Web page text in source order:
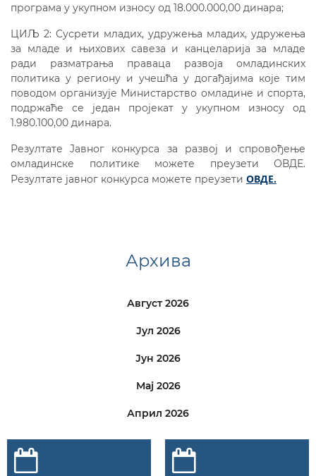
програма у укупном износу од 18.000.000,00 динара;
ЦИЉ 2: Сусрети младих, удружења младих, удружења
за младе и њихових савеза и канцеларија за младе
ради разматрања праваца развоја омладинских
политика у региону и учешћа у догађајима које тим
поводом организује Министарство омладине и спорта,
подржаће се један пројекат у укупном износу од
1.980.100,00 динара.
Резултате Jавног конкурса за развој и спровођење
омладинске политике можете преузети ОВДЕ.
Резултате јавног конкурса можете преузети ОВДЕ.
Архива
Август 2026
Јул 2026
Јун 2026
Мај 2026
Април 2026